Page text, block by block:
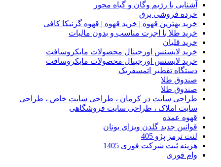
آشنایی با رژیم وگان و گیاه محور
خرده فروشی برق
خرید بهترین قهوه | خرید قهوه | قهوه گرنیکا کافی
خرید طلا با اجرت مناسب و بدون مالیات
خرید قلیان
خرید لایسنس اورجینال محصولات مایکروسافت
خرید لایسنس اورجینال محصولات مایکروسافت
دستگاه تقطیر اتمسفریک
صندوق طلا
صندوق طلا
طراحی سایت در کرمان ، طراحی سایت خاص ، طراحی
سایت املاک ، طراحی سایت فروشگاهی
قهوه عمده
قوانین جدید گلدن ویزای یونان
لنت ترمز پژو 405
هزینه ثبت شرکت فوری 1405
وام فوری